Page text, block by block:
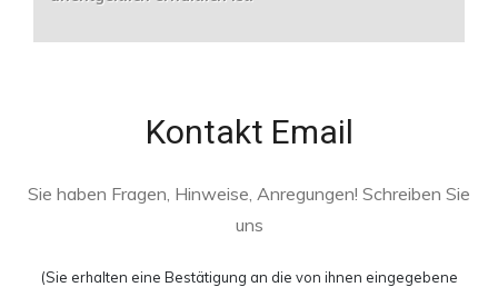
Kontakt Email
Sie haben Fragen, Hinweise, Anregungen! Schreiben Sie
uns
(Sie erhalten eine Bestätigung an die von ihnen eingegebene